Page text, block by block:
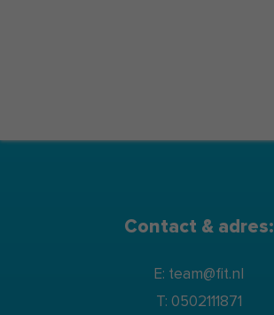
Contact & adres:
E: team@fit.nl
T: 0502111871